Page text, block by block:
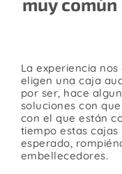
La experiencia
eligen una caja
por ser, hace
soluciones con
con el que están
tiempo estas
esperado,
embellecedores.